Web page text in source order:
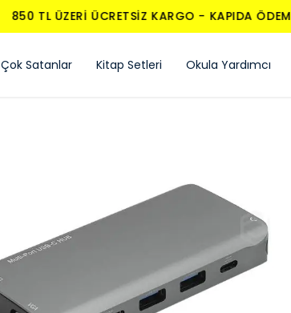
850 TL ÜZERI ÜCRETSIZ KARGO - KAPIDA ÖDEME
Çok Satanlar Kitap Setleri Okula Yardımcı